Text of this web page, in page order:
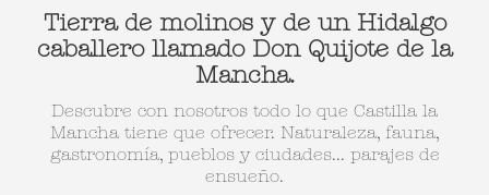
Tierra de molinos y de un Hidalgo
caballero llamado Don Quijote de la
Mancha.
Descubre con nosotros todo lo que Castilla la
Mancha tiene que ofrecer. Naturaleza, fauna,
gastronomía, pueblos y ciudades... parajes de
ensueño.